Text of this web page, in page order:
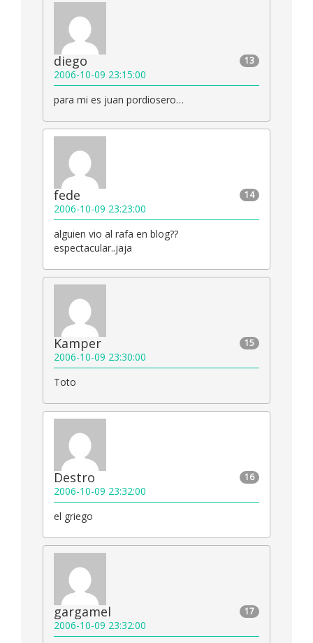
13
diego
2006-10-09 23:15:00
para mi es juan pordiosero…
14
fede
2006-10-09 23:23:00
alguien vio al rafa en blog??
espectacular..jaja
15
Kamper
2006-10-09 23:30:00
Toto
16
Destro
2006-10-09 23:32:00
el griego
17
gargamel
2006-10-09 23:32:00